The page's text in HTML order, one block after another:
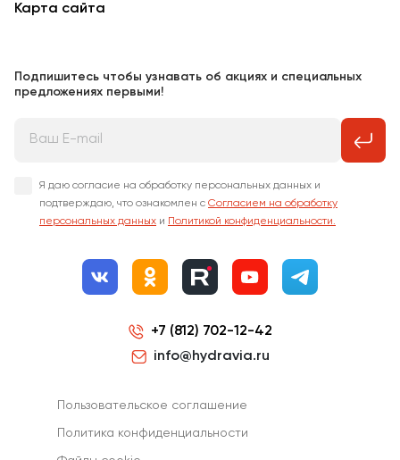
Карта сайта
Подпишитесь чтобы узнавать об акциях и специальных
предложениях первыми!
Я даю согласие на обработку персональных данных и
подтверждаю, что ознакомлен с Согласием на обработку
персональных данных и Политикой конфиденциальности.
+7 (812) 702-12-42
info@hydravia.ru
Пользовательское соглашение
Политика конфиденциальности